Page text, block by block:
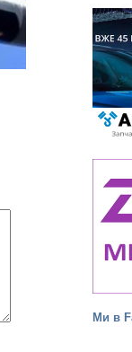
Ми в